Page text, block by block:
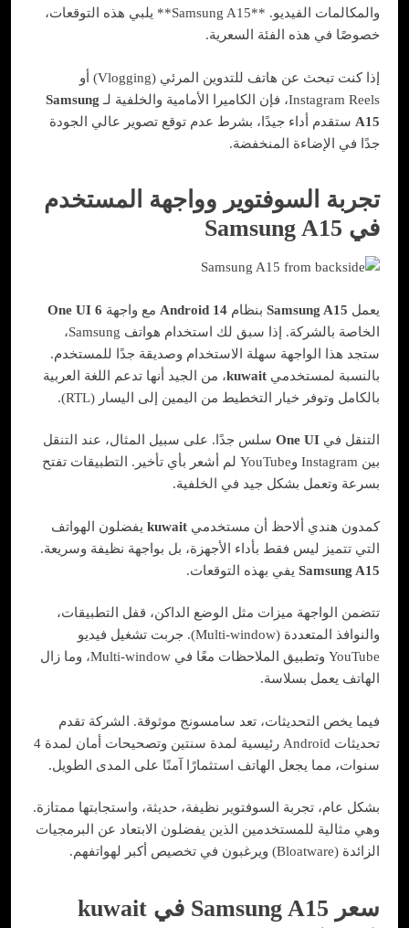
والمكالمات الفيديو. **Samsung A15** يلبي هذه التوقعات،
خصوصًا في هذه الفئة السعرية.
إذا كنت تبحث عن هاتف للتدوين المرئي (Vlogging) أو
Instagram Reels، فإن الكاميرا الأمامية والخلفية لـ
Samsung
A15 ستقدم أداء جيدًا، بشرط عدم توقع تصوير عالي الجودة
جدًا في الإضاءة المنخفضة.
تجربة السوفتوير وواجهة المستخدم
في Samsung A15
يعمل Samsung A15 بنظام Android 14 مع واجهة One UI 6
الخاصة بالشركة. إذا سبق لك استخدام هواتف Samsung،
ستجد هذا الواجهة سهلة الاستخدام وصديقة جدًا للمستخدم.
بالنسبة لمستخدمي kuwait، من الجيد أنها تدعم اللغة العربية
بالكامل وتوفر خيار التخطيط من اليمين إلى اليسار (RTL).
التنقل في One UI سلس جدًا. على سبيل المثال، عند التنقل
بين Instagram وYouTube لم أشعر بأي تأخير. التطبيقات تفتح
بسرعة وتعمل بشكل جيد في الخلفية.
كمدون هندي ألاحظ أن مستخدمي kuwait يفضلون الهواتف
التي تتميز ليس فقط بأداء الأجهزة، بل بواجهة نظيفة وسريعة.
Samsung A15 يفي بهذه التوقعات.
تتضمن الواجهة ميزات مثل الوضع الداكن، قفل التطبيقات،
والنوافذ المتعددة (Multi-window). جربت تشغيل فيديو
YouTube وتطبيق الملاحظات معًا في Multi-window، وما زال
الهاتف يعمل بسلاسة.
فيما يخص التحديثات، تعد سامسونج موثوقة. الشركة تقدم
تحديثات Android رئيسية لمدة سنتين وتصحيحات أمان لمدة 4
سنوات، مما يجعل الهاتف استثمارًا آمنًا على المدى الطويل.
بشكل عام، تجربة السوفتوير نظيفة، حديثة، واستجابتها ممتازة.
وهي مثالية للمستخدمين الذين يفضلون الابتعاد عن البرمجيات
الزائدة (Bloatware) ويرغبون في تخصيص أكبر لهواتفهم.
سعر Samsung A15 في kuwait